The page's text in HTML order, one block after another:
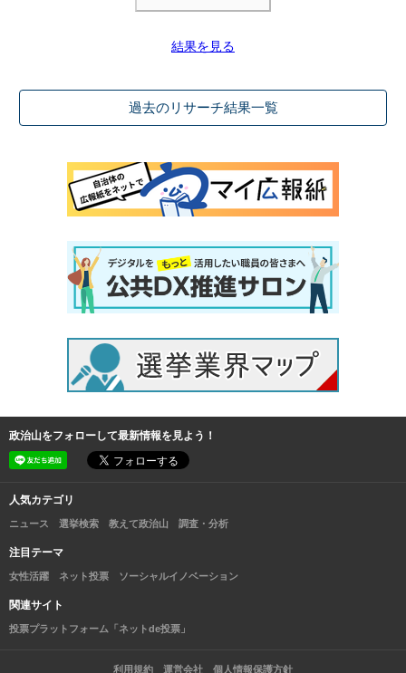
結果を見る
過去のリサーチ結果一覧
政治山をフォローして最新情報を見よう！
人気カテゴリ
ニュース 選挙検索 教えて政治山 調査・分析
注目テーマ
女性活躍 ネット投票 ソーシャルイノベーション
関連サイト
投票プラットフォーム「ネットde投票」
利用規約 運営会社 個人情報保護方針